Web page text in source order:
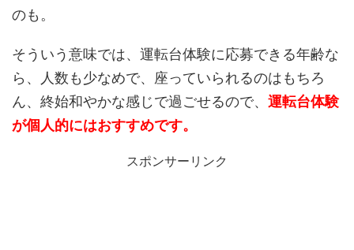
のも。
そういう意味では、運転台体験に応募できる年齢な
ら、人数も少なめで、座っていられるのはもちろ
ん、終始和やかな感じで過ごせるので、 運転台体験
が個人的にはおすすめです。
スポンサーリンク